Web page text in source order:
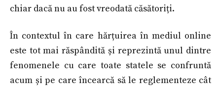
chiar dacă nu au fost vreodată căsătoriți.
În contextul în care hărțuirea în mediul online
este tot mai răspândită și reprezintă unul dintre
fenomenele cu care toate statele se confruntă
acum și pe care încearcă să le reglementeze cât